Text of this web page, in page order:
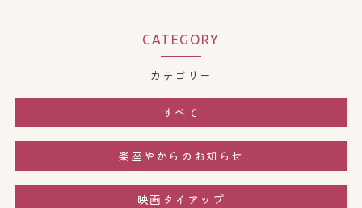
CATEGORY
カテゴリー
すべて
楽座やからのお知らせ
映画タイアップ